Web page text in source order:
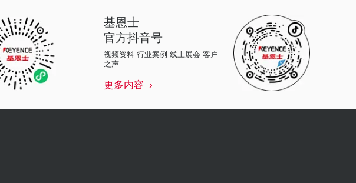
基恩士
官方抖音号
视频资料 行业案例 线上展会 客户
之声
更多内容